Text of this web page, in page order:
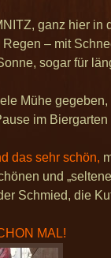
ganz hier
– mit
sogar für
Mühe
im
das sehr schön,
und
Schmied, die
MAL!